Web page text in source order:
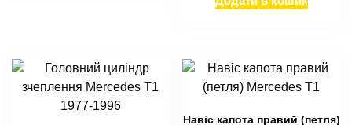
Навіс капота правий (петля)